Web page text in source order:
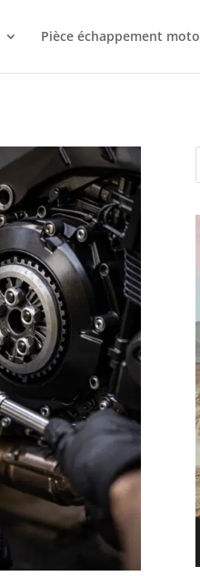
Pièce échappement moto